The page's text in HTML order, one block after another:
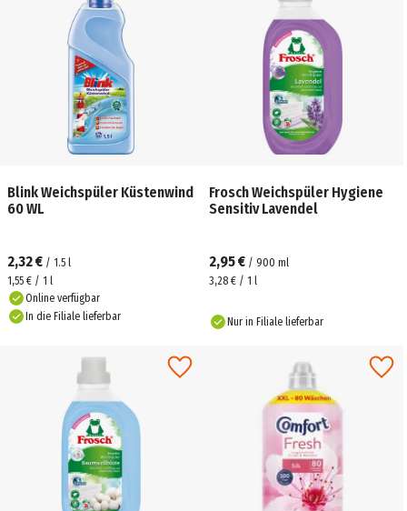
Blink Weichspüler Küstenwind
60 WL
2,32 € / 1.5 l
1,55 € / 1 l
Online verfügbar
In die Filiale lieferbar
Frosch Weichspüler Hygiene
Sensitiv Lavendel
2,95 € / 900 ml
3,28 € / 1 l
Nur in Filiale lieferbar